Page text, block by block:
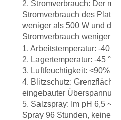
2. Stromverbrauch: Der
Stromverbrauch des
weniger als 500 W und der
Stromverbrauch weniger
1. Arbeitstemperatur: -40 °
2. Lagertemperatur: -45 ° C
3. Luftfeuchtigkeit: <90%
4. Blitzschutz:
eingebauter
5. Salzspray: Im pH 6,5 ~
Spray 96 Stunden, keine